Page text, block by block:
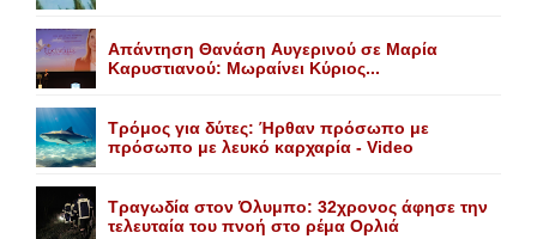
Aπάντηση Θανάση Aυγερινού σε Mαρία
Kαρυστιανού: Mωραίνει Kύριος...
Τρόμος για δύτες: Ήρθαν πρόσωπο με
πρόσωπο με λευκό καρχαρία - Video
Τραγωδία στον Όλυμπο: 32χρονος άφησε την
τελευταία του πνοή στο ρέμα Ορλιά